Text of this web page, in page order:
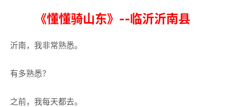
《懂懂骑山东》--临沂沂南县
沂南，我非常熟悉。
有多熟悉？
之前，我每天都去。